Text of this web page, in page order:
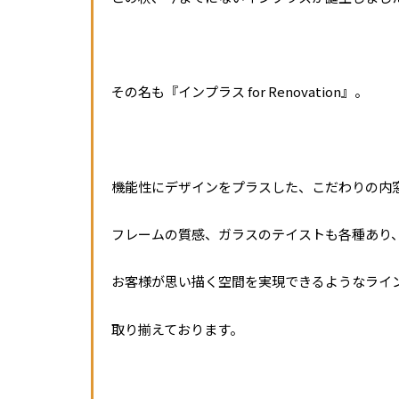
その名も『インプラス for Renovation』。
機能性にデザインをプラスした、こだわりの内
フレームの質感、ガラスのテイストも各種あり、
お客様が思い描く空間を実現できるようなライ
取り揃えております。